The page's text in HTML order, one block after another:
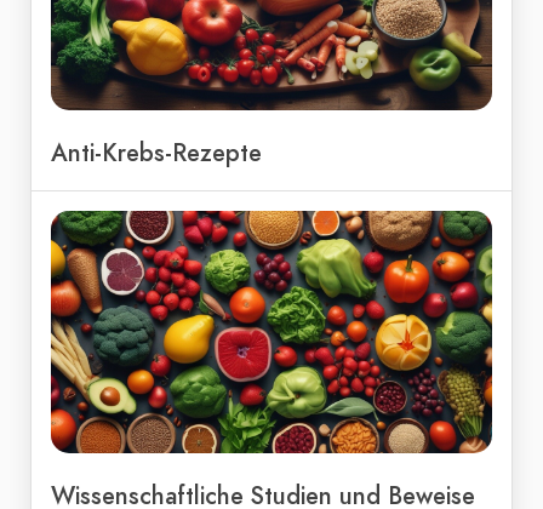
Anti-Krebs-Rezepte
Wissenschaftliche Studien und Beweise